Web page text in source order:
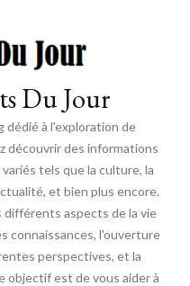
Du Jour
dédié à l'exploration de
découvrir des informations
tels que la culture, la
et bien plus encore.
aspects de la vie
connaissances, l'ouverture
perspectives, et la
objectif est de vous aider à